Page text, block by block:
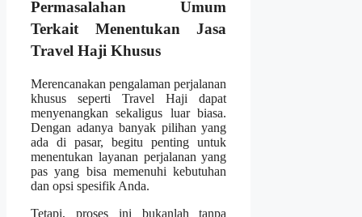
Permasalahan Umum
Terkait Menentukan Jasa
Travel Haji Khusus
Merencanakan pengalaman perjalanan
khusus seperti Travel Haji dapat
menyenangkan sekaligus luar biasa.
Dengan adanya banyak pilihan yang
ada di pasar, begitu penting untuk
menentukan layanan perjalanan yang
pas yang bisa memenuhi kebutuhan
dan opsi spesifik Anda.
Tetapi, proses ini bukanlah tanpa